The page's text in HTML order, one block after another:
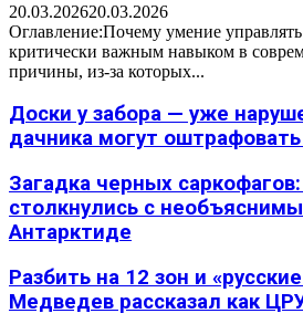
20.03.202620.03.2026
Оглавление:Почему умение
критически важным навыком в
причины, из-за которых...
Доски у забора — уже
дачника могут оштрафовать
Загадка черных
столкнулись с
Антарктиде
Разбить на 12 зон и
Медведев рассказал как